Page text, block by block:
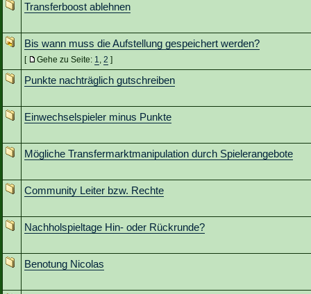
Transferboost ablehnen
Bis wann muss die Aufstellung gespeichert werden?
[ Gehe zu Seite: 1, 2 ]
Punkte nachträglich gutschreiben
Einwechselspieler minus Punkte
Mögliche Transfermarktmanipulation durch Spielerangebote
Community Leiter bzw. Rechte
Nachholspieltage Hin- oder Rückrunde?
Benotung Nicolas